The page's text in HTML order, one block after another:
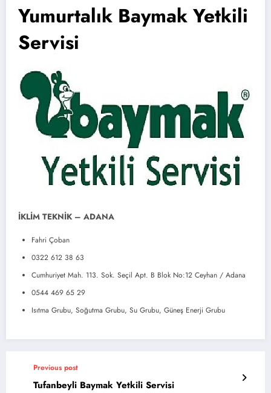
Yumurtalık Baymak Yetkili
Servisi
İKLİM TEKNİK – ADANA
Fahri Çoban
0322 612 38 63
Cumhuriyet Mah. 113. Sok. Seçil Apt. B Blok No:12 Ceyhan / Adana
0544 469 65 29
Isıtma Grubu, Soğutma Grubu, Su Grubu, Güneş Enerji Grubu
Previous post
Tufanbeyli Baymak Yetkili Servisi